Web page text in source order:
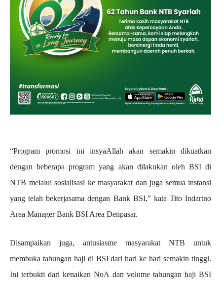
“Program promosi ini insyaAllah akan semakin dikuatkan
dengan beberapa program yang akan dilakukan oleh BSI di
NTB melalui sosialisasi ke masyarakat dan juga semua instansi
yang telah bekerjasama dengan Bank BSI,” kata Tito Indartno
Area Manager Bank BSI Area Denpasar.
Disampaikan juga, antusiasme masyarakat NTB untuk
membuka tabungan haji di BSI dari hari ke hari semakin tinggi.
Ini terbukti dari kenaikan NoA dan volume tabungan haji BSI